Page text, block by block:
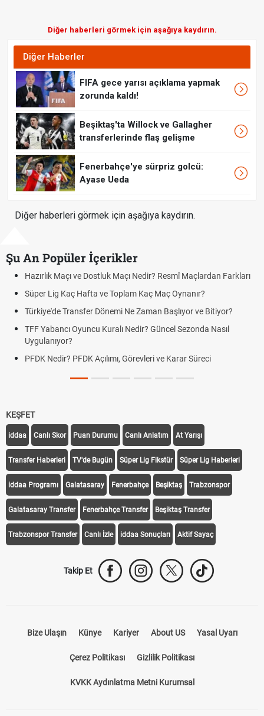
Diğer haberleri görmek için aşağıya kaydırın.
Diğer Haberler
FIFA gece yarısı açıklama yapmak
zorunda kaldı!
Beşiktaş'ta Willock ve Gallagher
transferlerinde flaş gelişme
Fenerbahçe'ye sürpriz golcü:
Ayase Ueda
Diğer haberleri görmek için aşağıya kaydırın.
Şu An Popüler İçerikler
Hazırlık Maçı ve Dostluk Maçı Nedir? Resmî Maçlardan Farkları
Süper Lig Kaç Hafta ve Toplam Kaç Maç Oynanır?
Türkiye'de Transfer Dönemi Ne Zaman Başlıyor ve Bitiyor?
TFF Yabancı Oyuncu Kuralı Nedir? Güncel Sezonda Nasıl
Uygulanıyor?
PFDK Nedir? PFDK Açılımı, Görevleri ve Karar Süreci
KEŞFET
iddaa Canlı Skor Puan Durumu Canlı Anlatım At Yarışı
Transfer Haberleri TV'de Bugün Süper Lig Fikstür Süper Lig Haberleri
iddaa Programı Galatasaray Fenerbahçe Beşiktaş Trabzonspor
Galatasaray Transfer Fenerbahçe Transfer Beşiktaş Transfer
Trabzonspor Transfer Canlı İzle iddaa Sonuçları Aktif Sayaç